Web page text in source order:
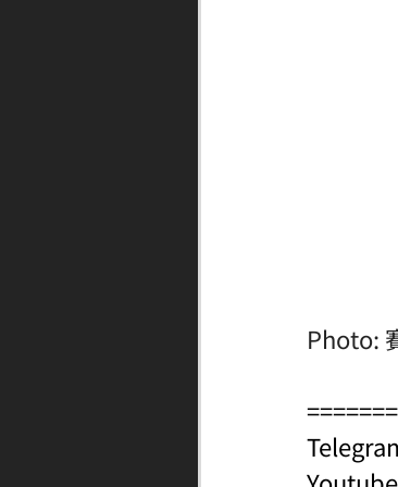
Photo: